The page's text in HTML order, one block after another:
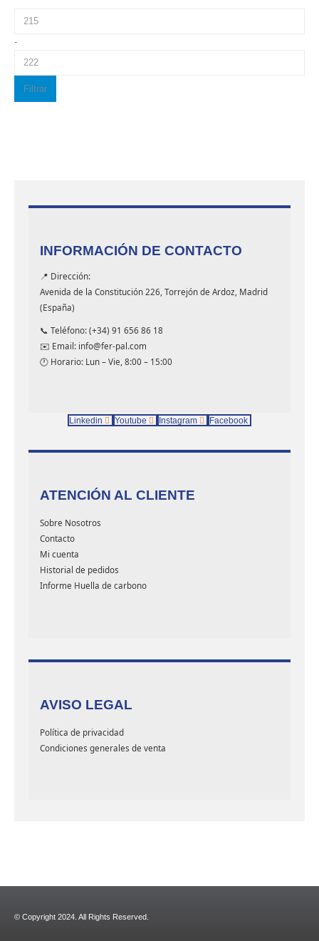
-
Filtrar
INFORMACIÓN DE CONTACTO
📍 Dirección:
Avenida de la Constitución 226, Torrejón de Ardoz, Madrid
(España)
📞 Teléfono: (+34) 91 656 86 18
✉️ Email: info@fer-pal.com
🕐 Horario: Lun – Vie, 8:00 – 15:00
Linkedin Youtube Instagram Facebook
ATENCIÓN AL CLIENTE
Sobre Nosotros
Contacto
Mi cuenta
Historial de pedidos
Informe Huella de carbono
AVISO LEGAL
Política de privacidad
Condiciones generales de venta
© Copyright 2024. All Rights Reserved.